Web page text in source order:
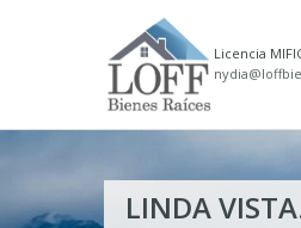
Licencia
LINDA